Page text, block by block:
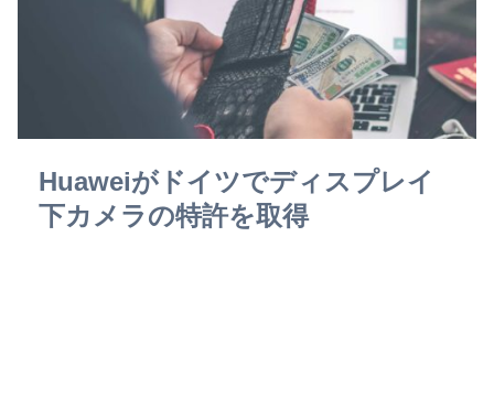
Huaweiがドイツでディスプレイ
下カメラの特許を取得